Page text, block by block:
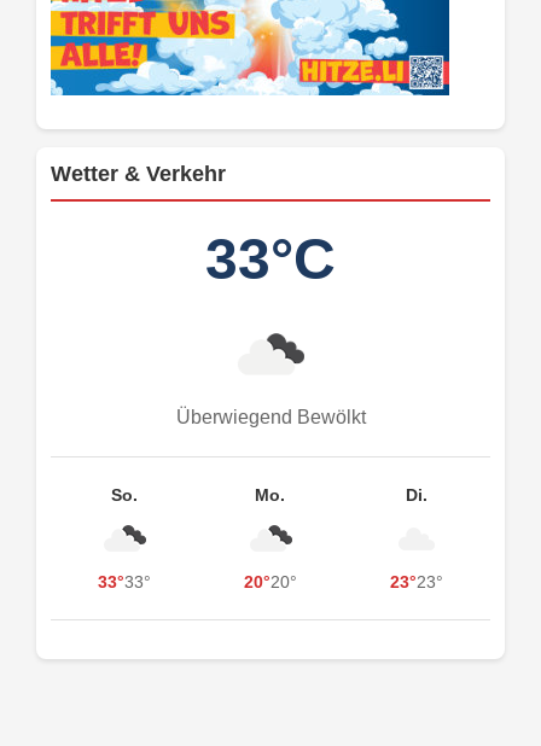
Wetter & Verkehr
33°C
Überwiegend Bewölkt
So.
33°33°
Mo.
20°20°
Di.
23°23°